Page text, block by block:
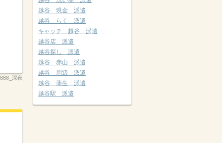
深夜
越谷 現金 派遣
越谷 らく 派遣
キャッチ 越谷 派遣
越谷店 派遣
越谷探し 派遣
越谷 赤山 派遣
越谷 周辺 派遣
越谷 蒲生 派遣
越谷駅 派遣